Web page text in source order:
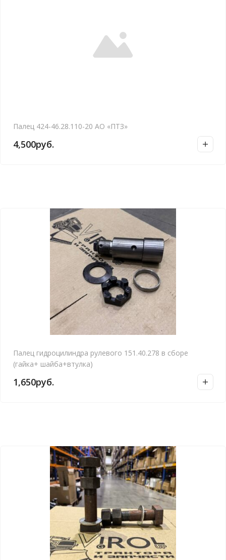
Палец 424-46.28.110-20 АО «ПТЗ»
4,500руб.
Палец гидроцилиндра рулевого 151.40.278 в сборе
(гайка+ шайба+втулка)
1,650руб.